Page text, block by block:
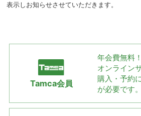
表示しお知らせさせていただきます。
Tamca会員
年会費無料！
オンライン
購入・予約
が必要です。